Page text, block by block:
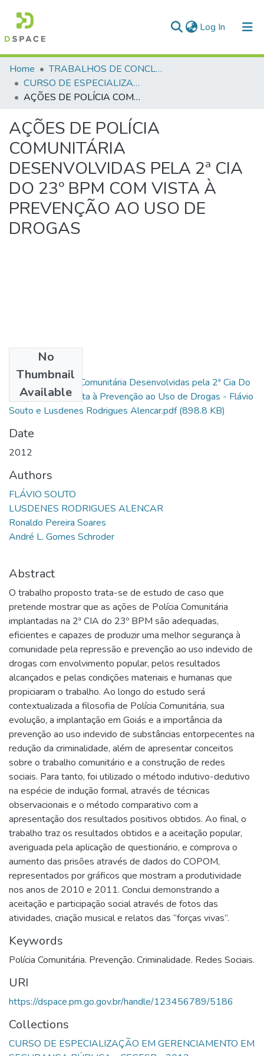
Log In (current)
Communities & Collections
All of DSpace
Home
TRABALHOS DE CONCLUSÃO DE CURSO - CEGESP (CURSO DE ESPECIALIZAÇÃO EM GERENCIAMENTO EM SEGURANÇA PÚBLICA)
CURSO DE ESPECIALIZAÇÃO EM GERENCIAMENTO EM SEGURANÇA PÚBLICA - CEGESP - 2012
AÇÕES DE POLÍCIA COMUNITÁRIA DESENVOLVIDAS PELA 2ª CIA DO 23º BPM COM VISTA À PREVENÇÃO AO USO DE DROGAS
AÇÕES DE POLÍCIA
COMUNITÁRIA
DESENVOLVIDAS PELA 2ª CIA
DO 23º BPM COM VISTA À
PREVENÇÃO AO USO DE
DROGAS
No
Thumbnail
Available
Ações de Polícia Comunitária Desenvolvidas pela 2ª Cia Do
23º BPM com Vista à Prevenção ao Uso de Drogas - Flávio
Souto e Lusdenes Rodrigues Alencar.pdf(898.8 KB)
Date
2012
Authors
FLÁVIO SOUTO
LUSDENES RODRIGUES ALENCAR
Ronaldo Pereira Soares
André L. Gomes Schroder
Abstract
O trabalho proposto trata-se de estudo de caso que
pretende mostrar que as ações de Polícia Comunitária
implantadas na 2ª CIA do 23º BPM são adequadas,
eficientes e capazes de produzir uma melhor segurança à
comunidade pela repressão e prevenção ao uso indevido de
drogas com envolvimento popular, pelos resultados
alcançados e pelas condições materiais e humanas que
propiciaram o trabalho. Ao longo do estudo será
contextualizada a filosofia de Polícia Comunitária, sua
evolução, a implantação em Goiás e a importância da
prevenção ao uso indevido de substâncias entorpecentes na
redução da criminalidade, além de apresentar conceitos
sobre o trabalho comunitário e a construção de redes
sociais. Para tanto, foi utilizado o método indutivo-dedutivo
na espécie de indução formal, através de técnicas
observacionais e o método comparativo com a
apresentação dos resultados positivos obtidos. Ao final, o
trabalho traz os resultados obtidos e a aceitação popular,
averiguada pela aplicação de questionário, e comprova o
aumento das prisões através de dados do COPOM,
representados por gráficos que mostram a produtividade
nos anos de 2010 e 2011. Conclui demonstrando a
aceitação e participação social através de fotos das
atividades, criação musical e relatos das “forças vivas”.
Keywords
Polícia Comunitária. Prevenção. Criminalidade. Redes Sociais.
URI
https://dspace.pm.go.gov.br/handle/123456789/5186
Collections
CURSO DE ESPECIALIZAÇÃO EM GERENCIAMENTO EM